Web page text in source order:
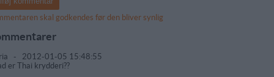
skal godkendes før den bliver synlig
- 2012-01-05 15:48:55
er Thai krydderi??